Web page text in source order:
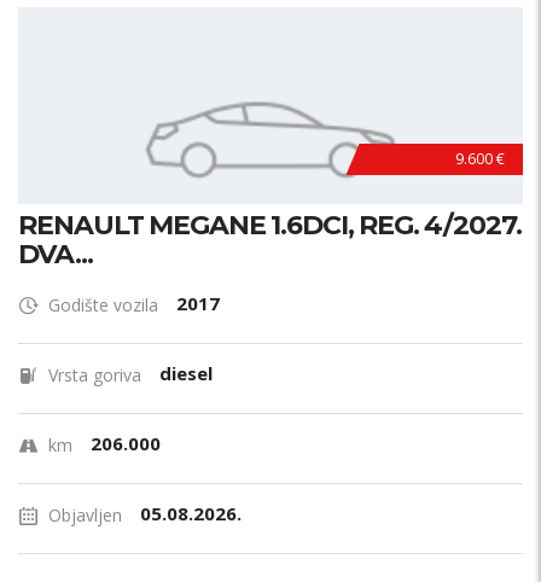
9.600 €
RENAULT MEGANE 1.6DCI, REG. 4/2027.
DVA...
Godište vozila 2017
Vrsta goriva diesel
km 206.000
Objavljen 05.08.2026.